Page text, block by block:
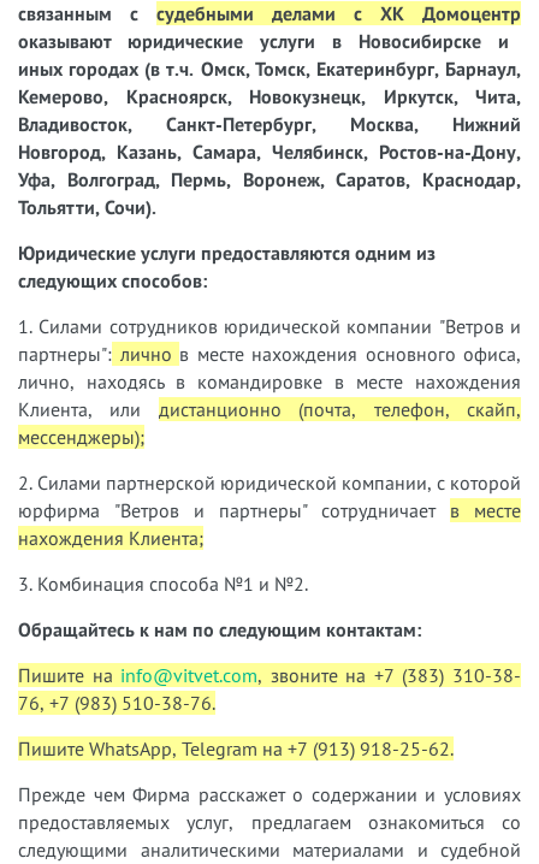
связанным с судебными делами с ХК Домоцентр
оказывают юридические услуги в Новосибирске и
иных городах (в т.ч. Омск, Томск, Екатеринбург, Барнаул,
Кемерово, Красноярск, Новокузнецк, Иркутск, Чита,
Владивосток, Санкт-Петербург, Москва, Нижний
Новгород, Казань, Самара, Челябинск, Ростов-на-Дону,
Уфа, Волгоград, Пермь, Воронеж, Саратов, Краснодар,
Тольятти, Сочи).
Юридические услуги предоставляются одним из
следующих способов:
1. Силами сотрудников юридической компании "Ветров и
партнеры": лично в месте нахождения основного офиса,
лично, находясь в командировке в месте нахождения
Клиента, или дистанционно (почта, телефон, скайп,
мессенджеры);
2. Силами партнерской юридической компании, с которой
юрфирма "Ветров и партнеры" сотрудничает в месте
нахождения Клиента;
3. Комбинация способа №1 и №2.
Обращайтесь к нам по следующим контактам:
Пишите на info@vitvet.com, звоните на +7 (383) 310-38-
76, +7 (983) 510-38-76.
Пишите WhatsApp, Telegram на +7 (913) 918-25-62.
Прежде чем Фирма расскажет о содержании и условиях
предоставляемых услуг, предлагаем ознакомиться со
следующими аналитическими материалами и судебной